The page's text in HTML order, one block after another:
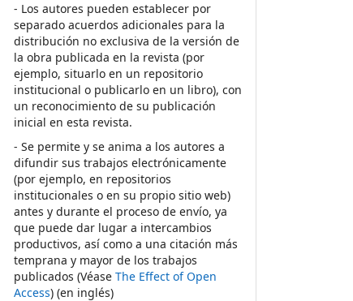
- Los autores pueden establecer por
separado acuerdos adicionales para la
distribución no exclusiva de la versión de
la obra publicada en la revista (por
ejemplo, situarlo en un repositorio
institucional o publicarlo en un libro), con
un reconocimiento de su publicación
inicial en esta revista.
- Se permite y se anima a los autores a
difundir sus trabajos electrónicamente
(por ejemplo, en repositorios
institucionales o en su propio sitio web)
antes y durante el proceso de envío, ya
que puede dar lugar a intercambios
productivos, así como a una citación más
temprana y mayor de los trabajos
publicados (VéaseThe Effect of Open
Access) (en inglés)